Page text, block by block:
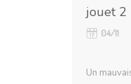
jouet 2
04/11
Un